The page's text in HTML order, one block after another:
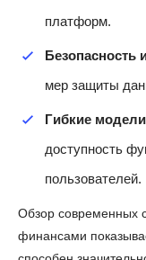
платформ.
Безопасность
мер защиты
Гибкие
доступность
пользователей.
Обзор современных
финансами